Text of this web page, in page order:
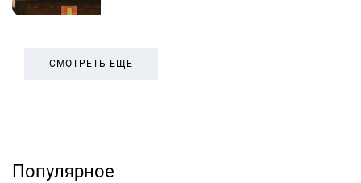
СМОТРЕТЬ ЕЩЕ
Популярное